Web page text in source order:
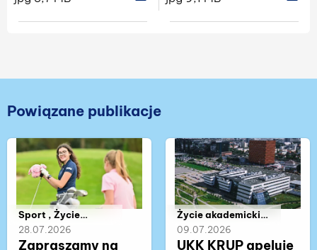
Pokaż szczegóły pliku PM 05272
Powiązane publikacje
Należy do kategorii:
Sport , Życie
akademickie ,
Współpraca
28.07.2026
Zapraszamy na
Należy do kategorii:
Życie akademickie
, Współpraca ,
Zdrowie
09.07.2026
UKK KRUP apeluje